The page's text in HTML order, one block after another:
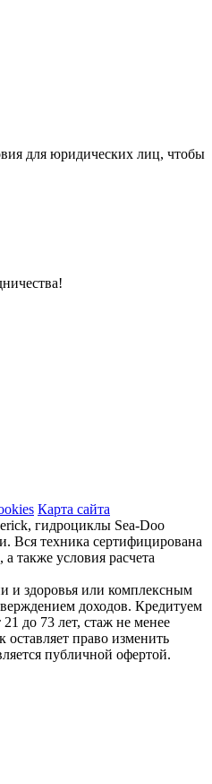
для юридических лиц, чтобы
Карта сайта
гидроциклы Sea-Doo
Вся техника сертифицирована
также условия расчета
и здоровья или комплексным
доходов. Кредитуем
до 73 лет, стаж не менее
право изменить
публичной офертой.